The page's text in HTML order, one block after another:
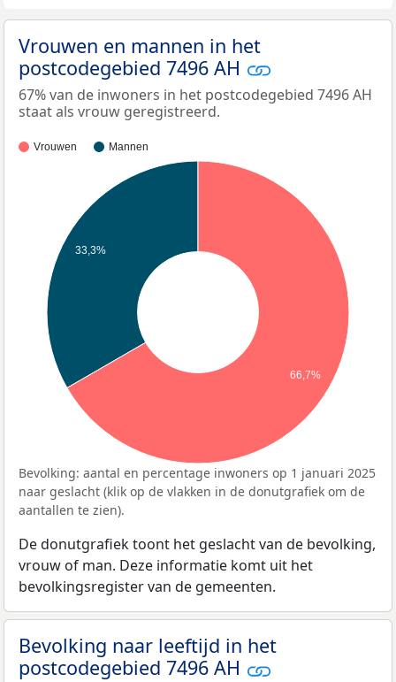
Vrouwen en mannen in het
postcodegebied 7496 AH
67% van de inwoners in het postcodegebied 7496 AH
staat als vrouw geregistreerd.
Vrouwen Mannen
33,3%
66,7%
Bevolking: aantal en percentage inwoners op 1 januari 2025
naar geslacht (klik op de vlakken in de donutgrafiek om de
aantallen te zien).
De donutgrafiek toont het geslacht van de bevolking,
vrouw of man. Deze informatie komt uit het
bevolkingsregister van de gemeenten.
Bevolking naar leeftijd in het
postcodegebied 7496 AH